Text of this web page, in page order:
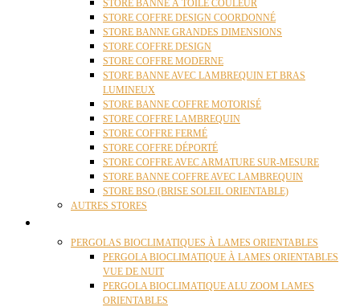
STORE BANNE À TOILE COULEUR
STORE COFFRE DESIGN COORDONNÉ
STORE BANNE GRANDES DIMENSIONS
STORE COFFRE DESIGN
STORE COFFRE MODERNE
STORE BANNE AVEC LAMBREQUIN ET BRAS
LUMINEUX
STORE BANNE COFFRE MOTORISÉ
STORE COFFRE LAMBREQUIN
STORE COFFRE FERMÉ
STORE COFFRE DÉPORTÉ
STORE COFFRE AVEC ARMATURE SUR-MESURE
STORE BANNE COFFRE AVEC LAMBREQUIN
STORE BSO (BRISE SOLEIL ORIENTABLE)
AUTRES STORES
PERGOLAS BIOCLIMATIQUES À LAMES ORIENTABLES
PERGOLA BIOCLIMATIQUE À LAMES ORIENTABLES
VUE DE NUIT
PERGOLA BIOCLIMATIQUE ALU ZOOM LAMES
ORIENTABLES